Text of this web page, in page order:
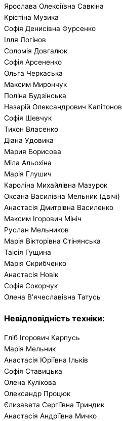
Ярослава Олексіївна Савкіна
Крістіна Музика
Софія Денисівна Фурсенко
Ілля Логінов
Соломія Довгалюк
Софія Арсененко
Ольга Черкаська
Максим Мирончук
Поліна Будзінська
Назарій Олександрович Капітонов
Софія Шевчук
Тихон Власенко
Діана Удовика
Мария Борисова
Міла Альохіна
Марія Глушич
Кароліна Михайлівна Мазурок
Оксана Василівна Мельник (двічі)
Анастасія Дмитрівна Василенко
Максим Ігорович Мініч
Руслан Мельников
Марія Вікторівна Стінянська
Таісія Гущина
Марія Скрибченко
Анастасія Новік
Софія Сокорчук
Олена В’ячеславівна Татусь
Невідповідність техніки:
Гліб Ігорович Карпусь
Марія Мельник
Анастасія Юріївна Ільків
Софія Ставицька
Олена Кулікова
Олександр Процюк
Єлизавета Сергіївна Триндик
Анастасія Андріївна Мичко